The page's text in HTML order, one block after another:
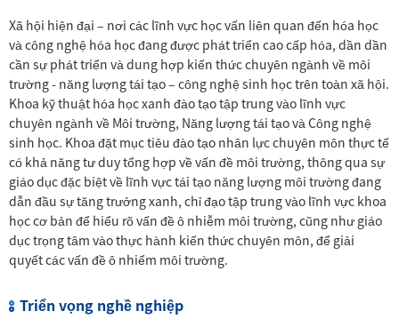
Xã hội hiện đại – nơi các lĩnh vực học vấn liên quan đến hóa học
và công nghệ hóa học đang được phát triển cao cấp hóa, dần dần
cần sự phát triển và dung hợp kiến thức chuyên ngành về môi
trường - năng lượng tái tạo – công nghệ sinh học trên toàn xã hội.
Khoa kỹ thuật hóa học xanh đào tạo tập trung vào lĩnh vực
chuyên ngành về Môi trường, Năng lượng tái tạo và Công nghệ
sinh học. Khoa đặt mục tiêu đào tạo nhân lực chuyên môn thực tế
có khả năng tư duy tổng hợp về vấn đề môi trường, thông qua sự
giáo dục đặc biệt về lĩnh vực tái tạo năng lượng môi trường đang
dẫn đầu sự tăng trưởng xanh, chỉ đạo tập trung vào lĩnh vực khoa
học cơ bản để hiểu rõ vấn đề ô nhiễm môi trường, cũng như giáo
dục trọng tâm vào thực hành kiến thức chuyên môn, để giải
quyết các vấn đề ô nhiểm môi trường.
Triển vọng nghề nghiệp